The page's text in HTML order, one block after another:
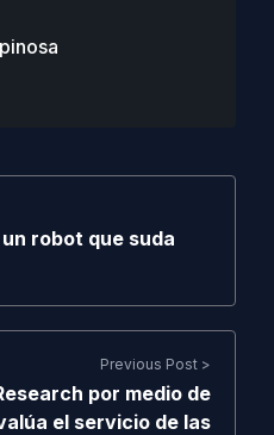
robot que suda
Previous Post >
por medio de
el servicio de las